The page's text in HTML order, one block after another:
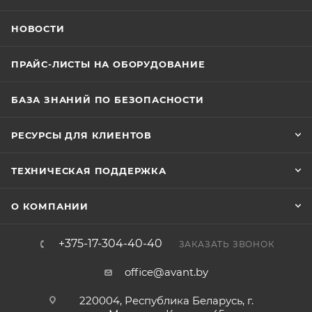
НОВОСТИ
ПРАЙС-ЛИСТЫ НА ОБОРУДОВАНИЕ
БАЗА ЗНАНИЙ ПО БЕЗОПАСНОСТИ
РЕСУРСЫ ДЛЯ КЛИЕНТОВ
ТЕХНИЧЕСКАЯ ПОДДЕРЖКА
О КОМПАНИИ
+375-17-304-40-40 ЗАКАЗАТЬ ЗВОНОК
office@avant.by
220004, Республика Беларусь, г.